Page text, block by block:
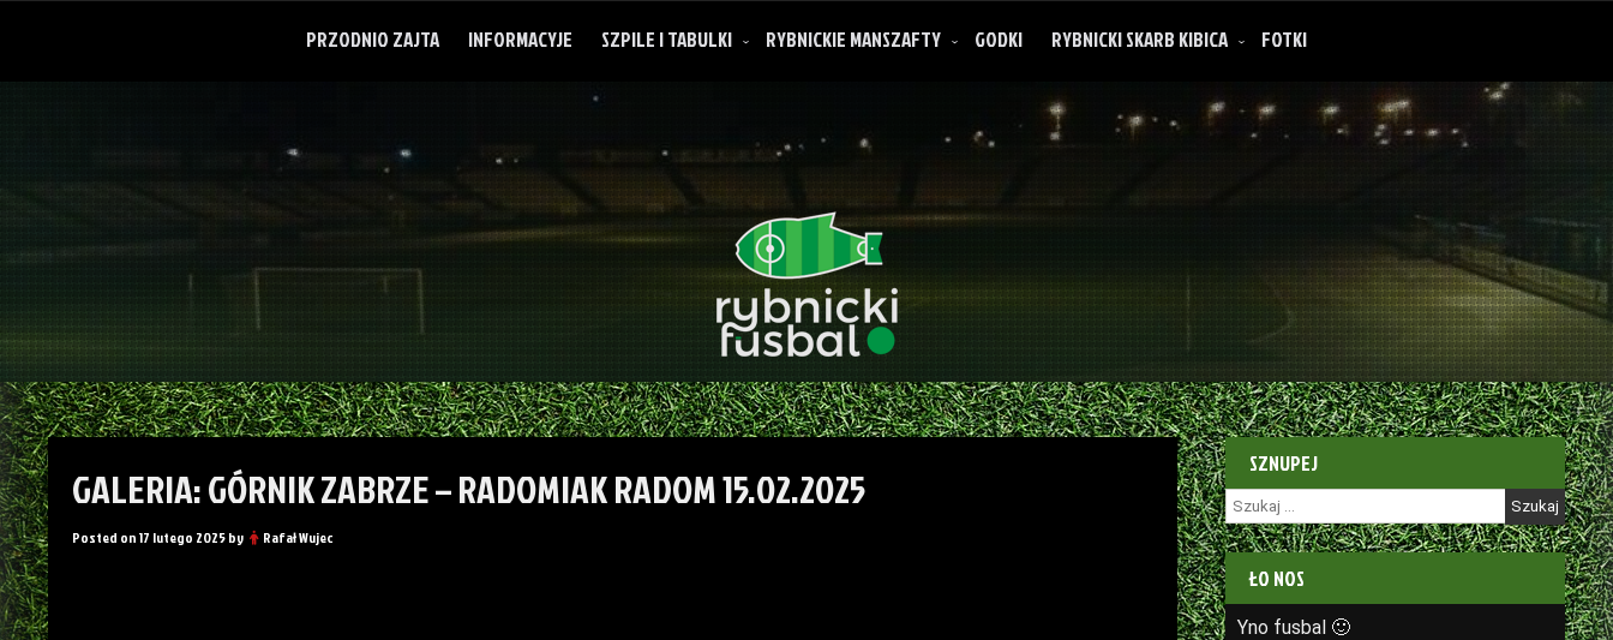
PRZODNIO ZAJTA INFORMACYJE SZPILE I TABULKI RYBNICKIE MANSZAFTY GODKI RYBNICKI SKARB KIBICA FOTKI
O rybnickich manszaftach
GALERIA: GÓRNIK ZABRZE – RADOMIAK RADOM 15.02.2025
Posted on17 lutego 2025by Rafał Wujec
SZNUPEJ
Szukaj:
ŁO NOS
Yno fusbal 🙂